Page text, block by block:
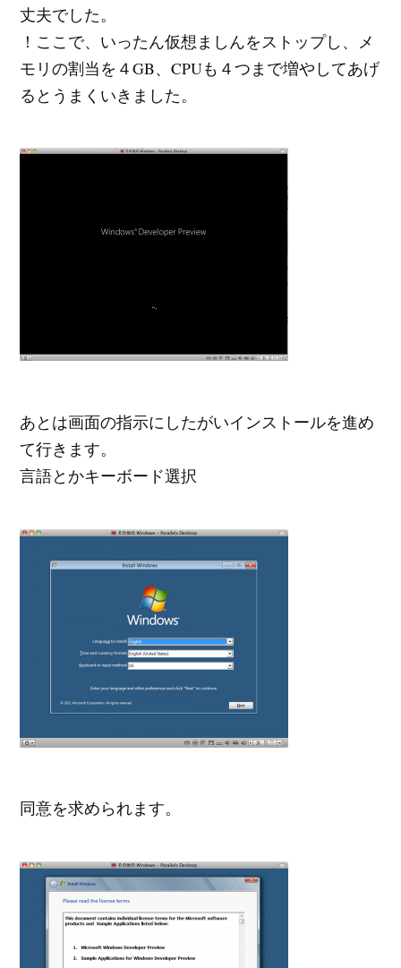
丈夫でした。
！ここで、いったん仮想ましんをストップし、メ
モリの割当を４GB、CPUも４つまで増やしてあげ
るとうまくいきました。
あとは画面の指示にしたがいインストールを進め
て行きます。
言語とかキーボード選択
同意を求められます。